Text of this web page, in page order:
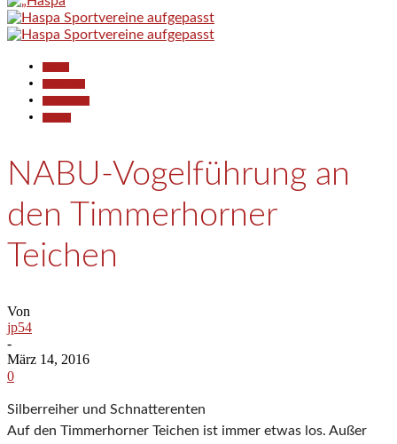
NABU-Vogelführung an
den Timmerhorner
Teichen
Von
jp54
-
März 14, 2016
0
Silberreiher und Schnatterenten
Auf den Timmerhorner Teichen ist immer etwas los. Außer